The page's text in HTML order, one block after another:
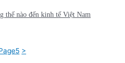
thế nào đến kinh tế Việt Nam
5 >